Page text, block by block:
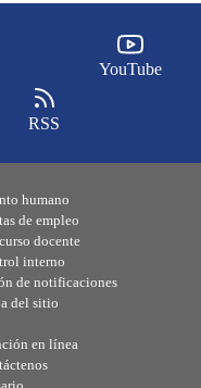
YouTube
RSS
humano
de empleo
docente
interno
de notificaciones
del sitio
en línea